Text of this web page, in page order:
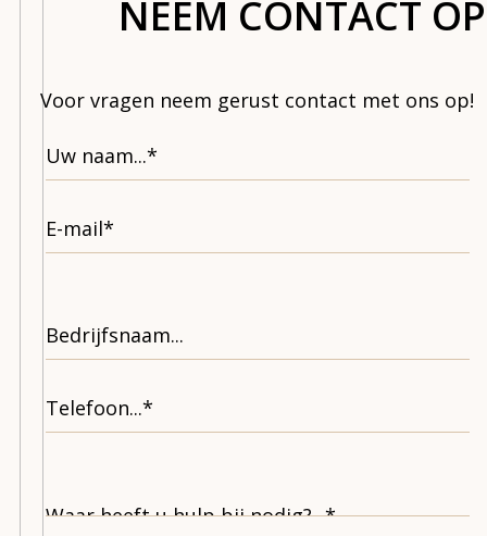
NEEM CONTACT OP
Voor vragen neem gerust contact met ons op!